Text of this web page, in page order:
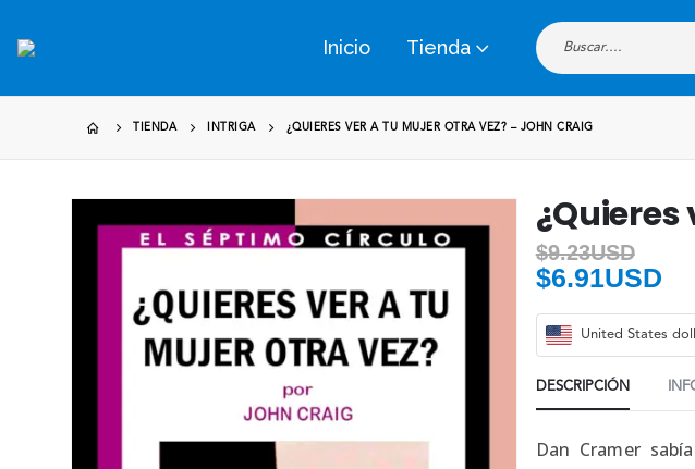
Inicio Tienda
TIENDA INTRIGA ¿QUIERES VER A TU MUJER OTRA VEZ? – JOHN CRAIG
$9.23USD
$6.91USD
United States
DESCRIPCIÓN
Dan Cramer